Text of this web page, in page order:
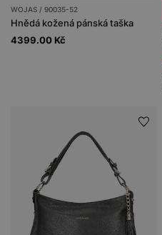
WOJAS / 90035-52
Hnědá kožená pánská taška
4399.00 Kč